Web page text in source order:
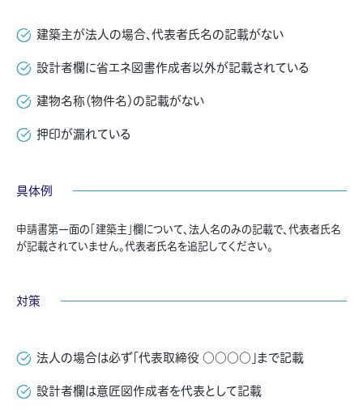
建築主が法人の場合、代表者氏名の記載がない
設計者欄に省エネ図書作成者以外が記載されている
建物名称（物件名）の記載がない
押印が漏れている
具体例
申請書第一面の「建築主」欄について、法人名のみの記載で、代表者氏名
が記載されていません。代表者氏名を追記してください。
対策
法人の場合は必ず「代表取締役 ○○○○」まで記載
設計者欄は意匠図作成者を代表として記載